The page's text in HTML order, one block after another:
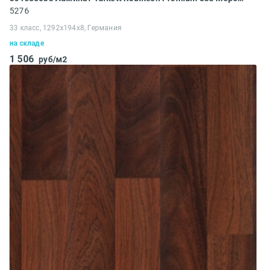
5276
33 класс, 1292x194x8, Германия
на складе
1 506 руб/м2